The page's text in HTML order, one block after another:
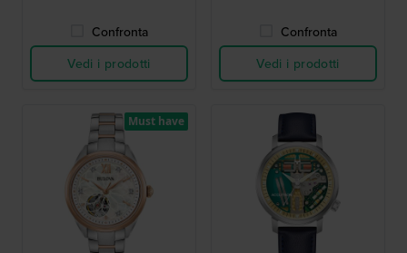
Confronta
Vedi i prodotti
Confronta
Vedi i prodotti
Must have